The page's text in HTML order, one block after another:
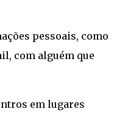
pessoais, como
com alguém que
em lugares